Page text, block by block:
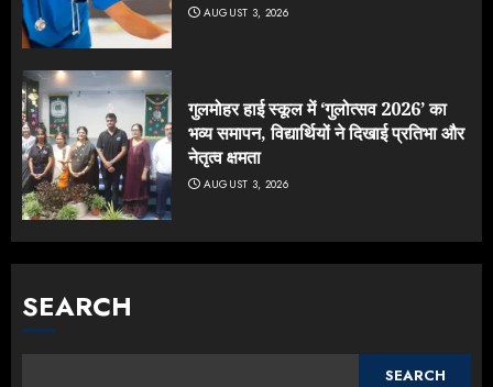
AUGUST 3, 2026
गुलमोहर हाई स्कूल में ‘गुलोत्सव 2026’ का
भव्य समापन, विद्यार्थियों ने दिखाई प्रतिभा और
नेतृत्व क्षमता
AUGUST 3, 2026
SEARCH
SEARCH